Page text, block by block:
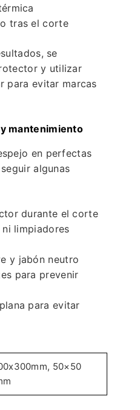
tras el corte
se
y utilizar
para evitar marcas
mantenimiento
en perfectas
algunas
durante el corte
limpiadores
y jabón neutro
para prevenir
para evitar
50×50